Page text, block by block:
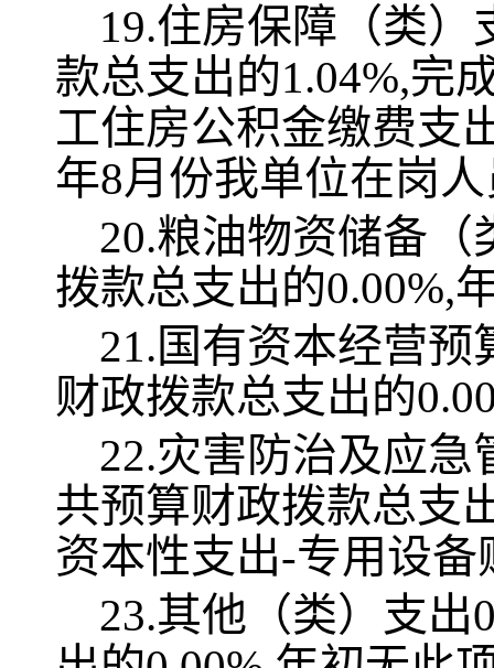
19.住房保障（类）
款总支出的1.04%,完
工住房公积金缴费支
年8月份我单位在岗
20.粮油物资储备（
拨款总支出的0.00%,
21.国有资本经营预
财政拨款总支出的
22.灾害防治及应急
共预算财政拨款总支
资本性支出-专用设备
23.其他（类）支出